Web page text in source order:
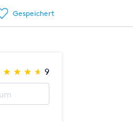
Gespeichert
★
★ ★
★ ★
★ ★
★ 9